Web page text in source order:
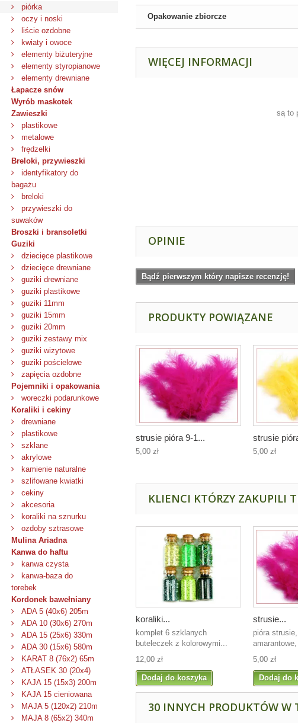
piórka
oczy i noski
liście ozdobne
kwiaty i owoce
elementy biżuteryjne
elementy styropianowe
elementy drewniane
Łapacze snów
Wyrób maskotek
Zawieszki
plastikowe
metalowe
frędzelki
Breloki, przywieszki
identyfikatory do
bagażu
breloki
przywieszki do
suwaków
Broszki i bransoletki
Guziki
dziecięce plastikowe
dziecięce drewniane
guziki drewniane
guziki plastikowe
guziki 11mm
guziki 15mm
guziki 20mm
guziki zestawy mix
guziki wizytowe
guziki pościelowe
zapięcia ozdobne
Pojemniki i opakowania
woreczki podarunkowe
Koraliki i cekiny
drewniane
plastikowe
szklane
akrylowe
kamienie naturalne
szlifowane kwiatki
cekiny
akcesoria
koraliki na sznurku
ozdoby sztrasowe
Mulina Ariadna
Kanwa do haftu
kanwa czysta
kanwa-baza do
torebek
Kordonek bawełniany
ADA 5 (40x6) 205m
ADA 10 (30x6) 270m
ADA 15 (25x6) 330m
ADA 30 (15x6) 580m
KARAT 8 (76x2) 65m
ATŁASEK 30 (20x4)
KAJA 15 (15x3) 200m
KAJA 15 cieniowana
MAJA 5 (120x2) 210m
MAJA 8 (65x2) 340m
Opakowanie zbiorcze
WIĘCEJ INFORMACJI
są to
OPINIE
Bądź pierwszym który napisze recenzję!
PRODUKTY POWIĄZANE
strusie pióra 9-1...
5,00 zł
strusie
5,00 zł
KLIENCI KTÓRZY ZAKUPILI
koraliki...
komplet 6 szklanych
buteleczek z kolorowymi...
12,00 zł
Dodaj do koszyka
strusie...
pióra strusie,
amarantowe,
5,00 zł
Dodaj do
30 INNYCH PRODUKTÓW W